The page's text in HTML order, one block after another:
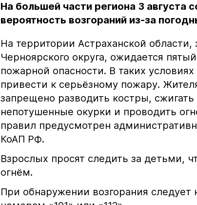
На большей части региона 3 августа
вероятность возгораний из-за
На территории Астраханской
Черноярского округа, ожидается
пожарной опасности. В таких
привести к серьёзному пожару.
запрещено разводить костры, сжигать
непотушенные окурки и проводить
правил предусмотрен
КоАП РФ.
Взрослых просят следить за детьми,
огнём.
При обнаружении возгорания следует